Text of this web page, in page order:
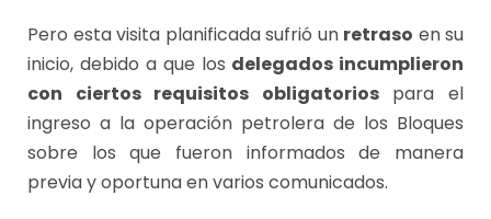
Pero esta visita planificada sufrió un retraso en su
inicio, debido a que los delegados incumplieron
con ciertos requisitos obligatoriospara el
ingreso a la operación petrolera de los Bloques
sobre los que fueron informados de manera
previa y oportuna en varios comunicados.